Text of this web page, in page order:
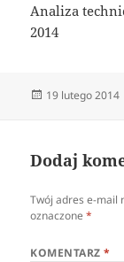
Analiza
2014
Data
19 lutego 2014
Dodaj
Twój adres e-mail
oznaczone*
KOMENTARZ*